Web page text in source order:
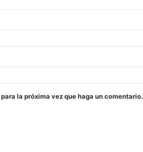
la próxima vez que haga un comentario.